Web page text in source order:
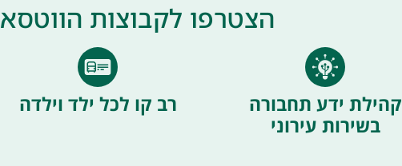
הצטרפו לקבוצות
קהילת ידע תחבורה
בשירות עירוני
רב קו לכל ילד וילדה